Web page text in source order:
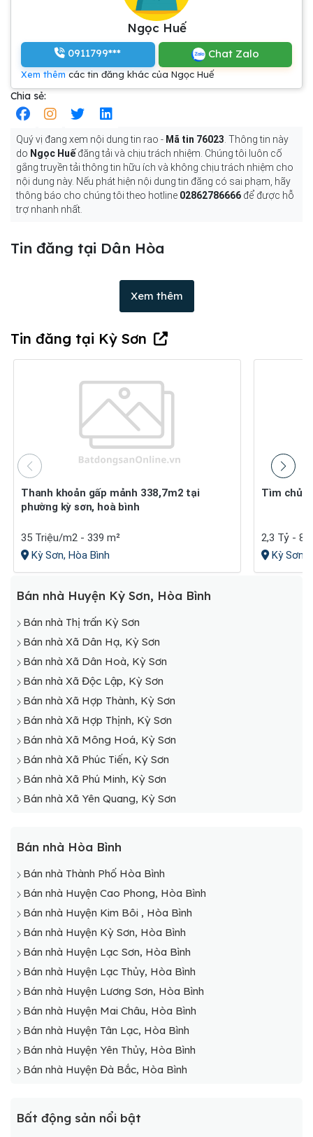
Ngọc Huế
0911799*** Chat Zalo
Xem thêm các tin đăng khác của Ngọc Huế
Chia sẻ:
Quý vị đang xem nội dung tin rao - Mã tin 76023 . Thông tin này
do Ngọc Huế đăng tải và chịu trách nhiệm. Chúng tôi luôn cố
gắng truyền tải thông tin hữu ích và không chịu trách nhiệm cho
nội dung này. Nếu phát hiện nội dung tin đăng có sai phạm, hãy
thông báo cho chúng tôi theo hotline 02862786666 để được hỗ
trợ nhanh nhất.
Tin đăng tại Dân Hòa
Xem thêm
Tin đăng tại Kỳ Sơn
Thanh khoản gấp mảnh 338,7m2 tại
phường kỳ sơn, hoà bình
35 Triệu/m2 - 339 m²
Kỳ Sơn, Hòa Bình
Tìm chủ
2,3 Tỷ - 80
Kỳ Sơn,
Bán nhà Huyện Kỳ Sơn, Hòa Bình
Bán nhà Thị trấn Kỳ Sơn
Bán nhà Xã Dân Hạ, Kỳ Sơn
Bán nhà Xã Dân Hoà, Kỳ Sơn
Bán nhà Xã Độc Lập, Kỳ Sơn
Bán nhà Xã Hợp Thành, Kỳ Sơn
Bán nhà Xã Hợp Thịnh, Kỳ Sơn
Bán nhà Xã Mông Hoá, Kỳ Sơn
Bán nhà Xã Phúc Tiến, Kỳ Sơn
Bán nhà Xã Phú Minh, Kỳ Sơn
Bán nhà Xã Yên Quang, Kỳ Sơn
Bán nhà Hòa Bình
Bán nhà Thành Phố Hòa Bình
Bán nhà Huyện Cao Phong, Hòa Bình
Bán nhà Huyện Kim Bôi , Hòa Bình
Bán nhà Huyện Kỳ Sơn, Hòa Bình
Bán nhà Huyện Lạc Sơn, Hòa Bình
Bán nhà Huyện Lạc Thủy, Hòa Bình
Bán nhà Huyện Lương Sơn, Hòa Bình
Bán nhà Huyện Mai Châu, Hòa Bình
Bán nhà Huyện Tân Lạc, Hòa Bình
Bán nhà Huyện Yên Thủy, Hòa Bình
Bán nhà Huyện Đà Bắc, Hòa Bình
Bất động sản nổi bật